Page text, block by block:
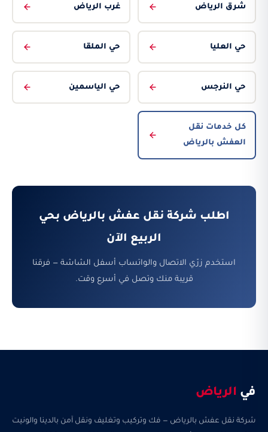
شرق الرياض غرب الرياض
حي العليا حي الملقا
حي النرجس حي الياسمين
كل خدمات نقل
العفش بالرياض
اطلب شركة نقل عفش بالرياض بحي
الربيع الآن
استخدم زرّي الاتصال والواتساب أسفل الشاشة — فرقنا
قريبة منك وتصل في أسرع وقت.
في الرياض
شركة نقل عفش بالرياض — فك وتركيب وتغليف ونقل آمن بالدينا والونيت